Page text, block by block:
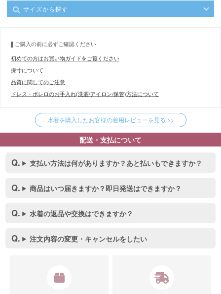
サイズから探す
ご購入の前に必ずご確認ください
初めての方はお買い物ガイドをご覧ください
採寸について
品質に関してのご注意
ドレス・ボレロのお手入れ(洗濯/アイロン/保管)方法について
水着を購入したお客様の着用レビューを見る >>
配送・支払について
支払い方法は何がありますか？あと払いもできますか？
商品はいつ届きますか？即日発送はできますか？
水着の返品や交換はできますか？
注文内容の変更・キャンセルをしたい